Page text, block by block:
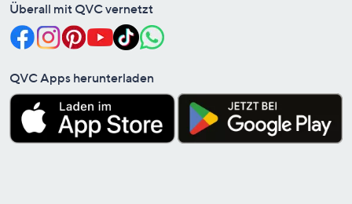
Überall mit QVC vernetzt
QVC Apps herunterladen